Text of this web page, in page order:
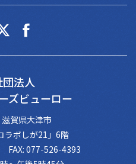
法人
ズビューロー
賀県大津市
ラボしが21」6階
FAX: 077-526-4393